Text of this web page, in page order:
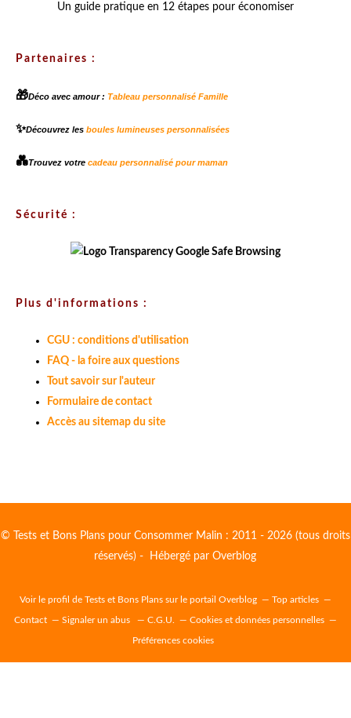
Un guide pratique en 12 étapes pour économiser
Partenaires :
🎁Déco avec amour : Tableau personnalisé Famille
✨Découvrez les boules lumineuses personnalisées
💑Trouvez votre cadeau personnalisé pour maman
Sécurité :
Plus d'informations :
CGU : conditions d'utilisation
FAQ - la foire aux questions
Tout savoir sur l'auteur
Formulaire de contact
Accès au sitemap du site
© Tests et Bons Plans pour Consommer Malin : 2011 - 2026 (tous droits
réservés) - Hébergé parOverblog
Voir le profil de Tests et Bons Plans sur le portail Overblog Top articles
Contact Signaler un abus C.G.U. Cookies et données personnelles
Préférences cookies